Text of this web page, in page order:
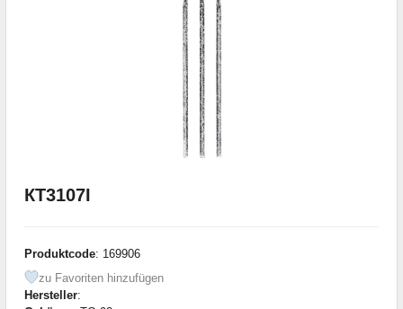
КТ3107І
Produktcode: 169906
zu Favoriten hinzufügen
Hersteller: